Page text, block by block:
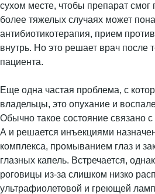
сухом месте, чтобы препарат смог
более тяжелых случаях может
антибиотикотерапия, прием
внутрь. Но это решает врач после
пациента.
Еще одна частая проблема, с
владельцы, это опухание и
Обычно такое состояние связано
А и решается инъекциями
комплекса, промыванием глаз и
глазных капель. Встречается,
роговицы из-за слишком низко
ультрафиолетовой и греющей